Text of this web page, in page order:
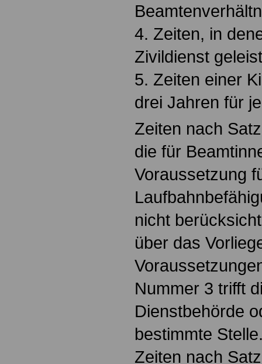
4. Zeiten, in
Zivildienst
5. Zeiten einer
drei Jahren für
Zeiten nach
die für
Voraussetzung
nicht
über das
Nummer 3 trifft
Dienstbehörde
bestimmte
Zeiten nach